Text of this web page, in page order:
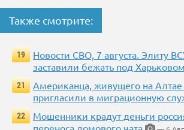
Также смотрите:
19
Новости СВО, 7 августа. Элиту
заставили бежать под Харьковом
21
Американца, живущего на Алтае
пригласили в миграционную
22
Мошенники крадут деньги